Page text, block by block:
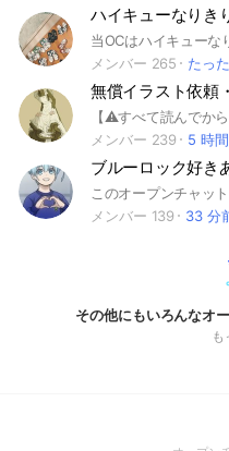
ハイキューなりき
メンバー 265
たっ
無償イラスト依頼
メンバー 239
5 時
ブルーロック好き
メンバー 139
33 分
その他にもいろんなオ
も